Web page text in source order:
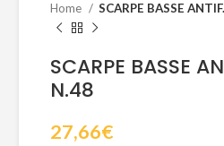
Home SCARPE BASSE
SCARPE BASSE
N.48
27,66€